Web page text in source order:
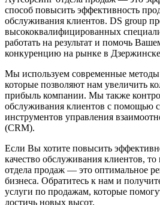
способ повысить эффективность
обслуживания клиентов. DS group
высококвалифицированных
работать на результат и помочь
конкуренцию на рынке в
Мы используем современные
которые позволяют нам увеличить
прибыль компании. Мы также
обслуживания клиентов с помощью
инструментов управления
(CRM).
Если Вы хотите повысить
качество обслуживания клиентов,
отдела продаж — это оптимальное
бизнеса. Обратитесь к нам и
услуги по продажам, которые
достичь новых высот.